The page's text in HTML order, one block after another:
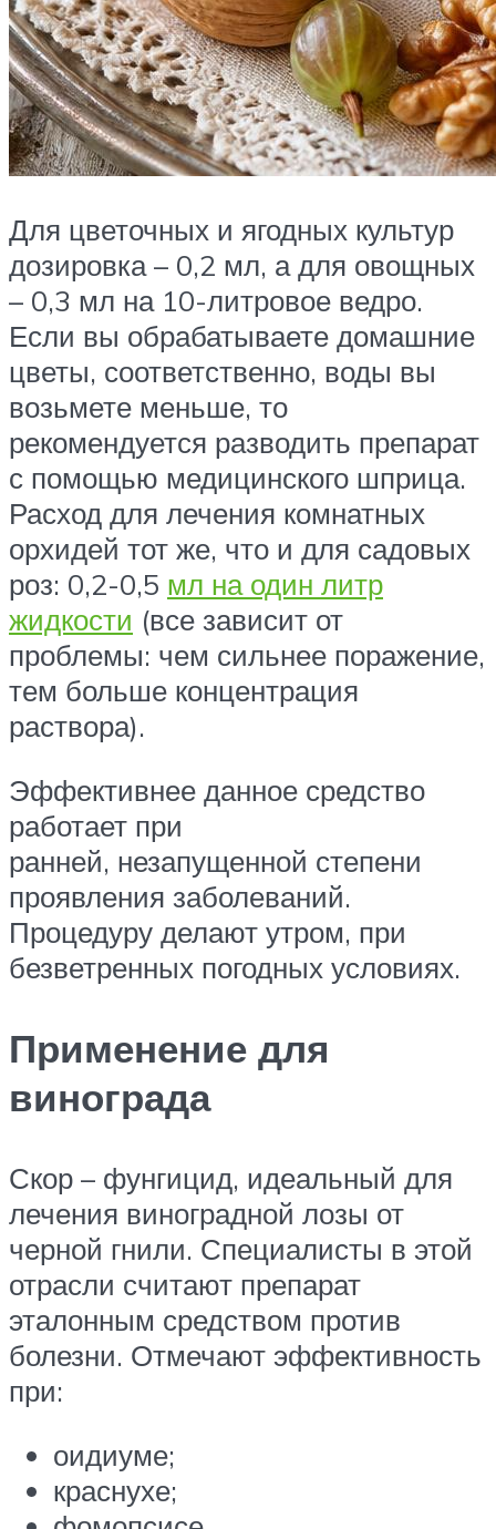
Для цветочных и ягодных культур
дозировка – 0,2 мл, а для овощных
– 0,3 мл на 10-литровое ведро.
Если вы обрабатываете домашние
цветы, соответственно, воды вы
возьмете меньше, то
рекомендуется разводить препарат
с помощью медицинского шприца.
Расход для лечения комнатных
орхидей тот же, что и для садовых
роз: 0,2-0,5 мл на один литр
жидкости (все зависит от
проблемы: чем сильнее поражение,
тем больше концентрация
раствора).
Эффективнее данное средство
работает при
ранней, незапущенной степени
проявления заболеваний.
Процедуру делают утром, при
безветренных погодных условиях.
Применение для
винограда
Скор – фунгицид, идеальный для
лечения виноградной лозы от
черной гнили. Специалисты в этой
отрасли считают препарат
эталонным средством против
болезни. Отмечают эффективность
при:
оидиуме;
краснухе;